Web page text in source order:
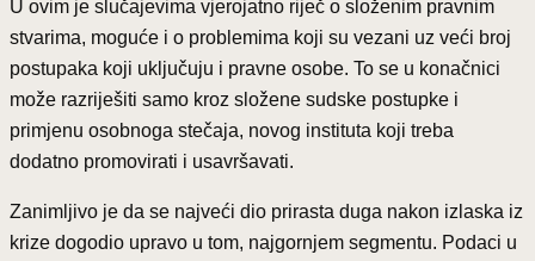
U ovim je slučajevima vjerojatno riječ o složenim pravnim
stvarima, moguće i o problemima koji su vezani uz veći broj
postupaka koji uključuju i pravne osobe. To se u konačnici
može razriješiti samo kroz složene sudske postupke i
primjenu osobnoga stečaja, novog instituta koji treba
dodatno promovirati i usavršavati.
Zanimljivo je da se najveći dio prirasta duga nakon izlaska iz
krize dogodio upravo u tom, najgornjem segmentu. Podaci u